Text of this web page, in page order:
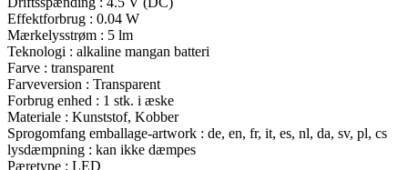
Effektforbrug : 0.04 W
Mærkelysstrøm : 5 lm
Teknologi : alkaline mangan batteri
Farve : transparent
Farveversion : Transparent
Forbrug enhed : 1 stk. i æske
Materiale : Kunststof, Kobber
Sprogomfang emballage-artwork : de, en, fr, it, es, nl, da, sv, pl, cs
lysdæmpning : kan ikke dæmpes
Pæretype : LED